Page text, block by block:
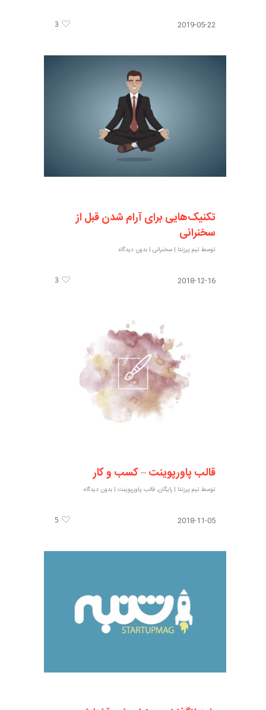
2019-05-22
3
تکنیک‌هایی برای آرام شدن قبل از
سخنرانی
توسط تیم پرزنتا |سخنرانی |بدون دیدگاه
2018-12-16
3
قالب پاورپوینت – کسب و کار
توسط تیم پرزنتا |رایگان,قالب پاورپوینت |بدون دیدگاه
2018-11-05
5